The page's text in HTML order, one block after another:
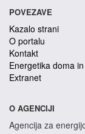
POVEZAVE
Kazalo strani
O portalu
Kontakt
Energetika doma
Extranet
O AGENCIJI
Agencija za